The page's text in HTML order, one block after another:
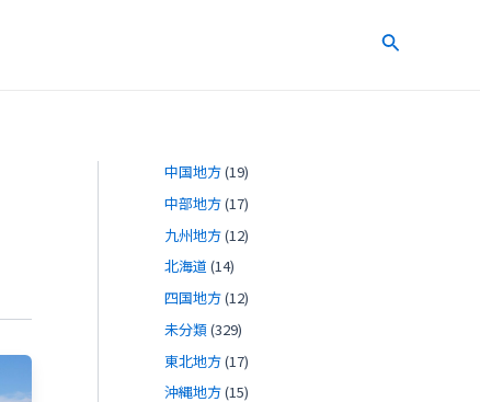
検
中国地方(19)
中部地方(17)
九州地方(12)
北海道 (14)
四国地方(12)
未分類(329)
東北地方(17)
沖縄地方(15)